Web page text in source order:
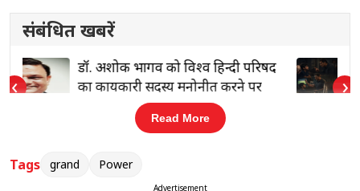
संबंधित खबरें
मुकेश ऋषि के साथ Pocket FM ने उन
पिताओं को समर्पित किया यह अभियान,
जिन्होंने सही समय पर ‘ना’ कहना चुना
‹ ›
कार्यक्रम में भुवनेश्वर लोकसभा सांसद Aparajita
Read More
Tags grand Power
Advertisement